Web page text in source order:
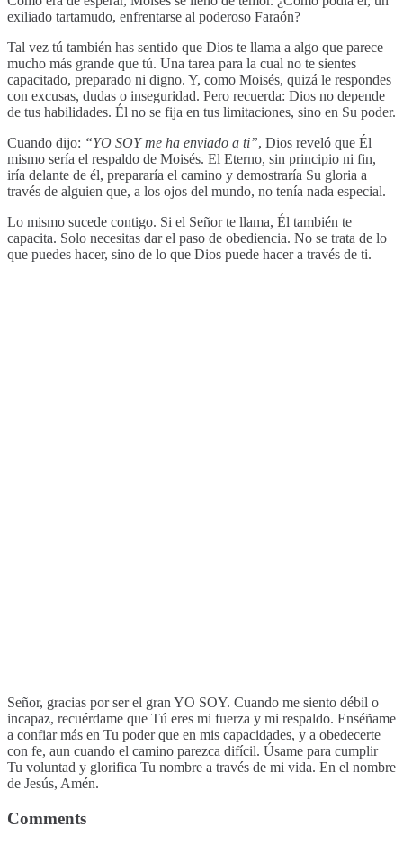
exiliado tartamudo, enfrentarse al poderoso Faraón?
Tal vez tú también has sentido que Dios te llama a algo que parece
mucho más grande que tú. Una tarea para la cual no te sientes
capacitado, preparado ni digno. Y, como Moisés, quizá le respondes
con excusas, dudas o inseguridad. Pero recuerda: Dios no depende
de tus habilidades. Él no se fija en tus limitaciones, sino en Su poder.
Cuando dijo: “YO SOY me ha enviado a ti”, Dios reveló que Él
mismo sería el respaldo de Moisés. El Eterno, sin principio ni fin,
iría delante de él, prepararía el camino y demostraría Su gloria a
través de alguien que, a los ojos del mundo, no tenía nada especial.
Lo mismo sucede contigo. Si el Señor te llama, Él también te
capacita. Solo necesitas dar el paso de obediencia. No se trata de lo
que puedes hacer, sino de lo que Dios puede hacer a través de ti.
Señor, gracias por ser el gran YO SOY. Cuando me siento débil o
incapaz, recuérdame que Tú eres mi fuerza y mi respaldo. Enséñame
a confiar más en Tu poder que en mis capacidades, y a obedecerte
con fe, aun cuando el camino parezca difícil. Úsame para cumplir
Tu voluntad y glorifica Tu nombre a través de mi vida. En el nombre
de Jesús, Amén.
Comments